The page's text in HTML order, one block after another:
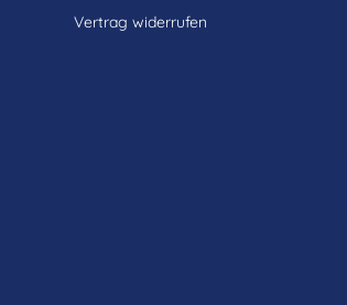
Vertrag widerrufen